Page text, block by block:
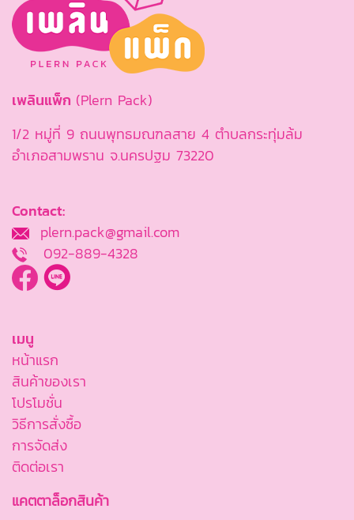
เพลินแพ็ก (Plern Pack)
1/2 หมู่ที่ 9 ถนนพุทธมณฑลสาย 4 ตำบลกระทุ่มล้ม
อำเภอสามพราน จ.นครปฐม 73220
Contact:
plern.pack@gmail.com
092-889-4328
เมนู
หน้าแรก
สินค้าของเรา
โปรโมชั่น
วิธีการสั่งซื้อ
การจัดส่ง
ติดต่อเรา
แคตตาล็อกสินค้า